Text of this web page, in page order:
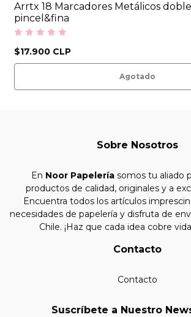
Arrtx 18 Marcadores Metálicos
pincel&fina
$17.900 CLP
Agotado
Sobre Nosotros
En Noor Papeleríasomos tu aliado
productos de calidad, originales y a
Encuentra todos los artículos
necesidades de papelería y disfruta de
Chile. ¡Haz que cada idea cobre
Contacto
Contacto
Suscríbete a Nuestro